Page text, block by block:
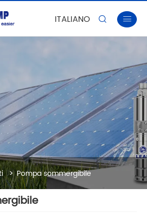
ITALIANO  
Pompa sommergibile